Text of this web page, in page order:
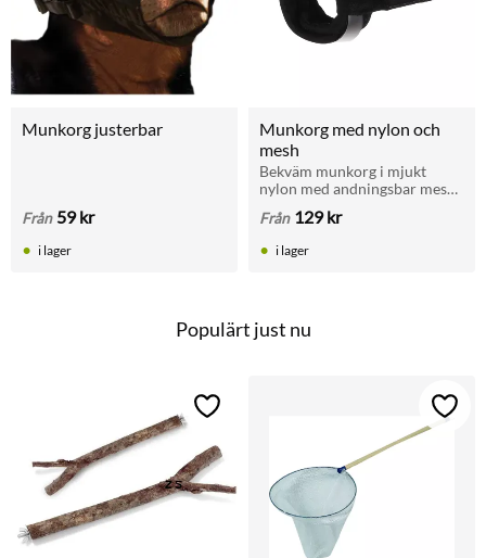
Munkorg justerbar
Från 59kr
i lager
Munkorg med nylon och
mesh
Bekväm munkorg i mjukt
nylon med andningsbar mesh.
träning.
Från 129kr
i lager
Populärt just nu
Lägg till i favoriter Lägg